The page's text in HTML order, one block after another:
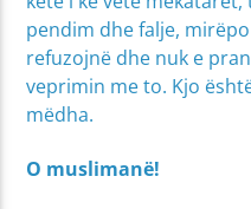
pendim dhe falje,
refuzojnë dhe nuk e
veprimin me to. Kjo
mëdha.
O muslimanë!